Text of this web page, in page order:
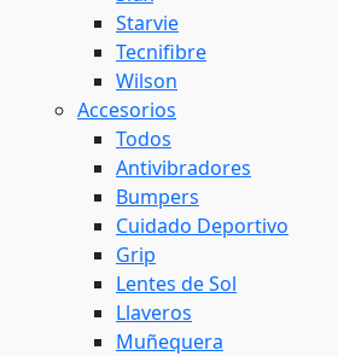
Starvie
Tecnifibre
Wilson
Accesorios
Todos
Antivibradores
Bumpers
Cuidado Deportivo
Grip
Lentes de Sol
Llaveros
Muñequera